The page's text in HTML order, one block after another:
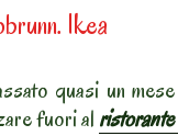
Ikea
quasi un
fuori al